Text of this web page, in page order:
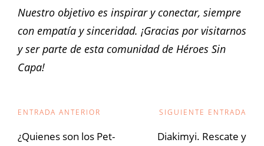
Nuestro objetivo es inspirar y conectar, siempre
con empatía y sinceridad. ¡Gracias por visitarnos
y ser parte de esta comunidad de Héroes Sin
Capa!
Navegación
ENTRADA ANTERIOR
¿Quienes son los Pet-
SIGUIENTE ENTRADA
Diakimyi. Rescate y